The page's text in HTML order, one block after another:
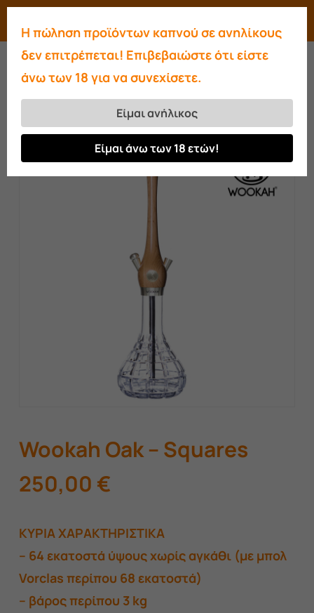
Skip
main
content
searchaccount
Αρχική σελίδα Ναργιλέδες
Wookah
Wookah Oak – Squares
Wookah Oak – Squares
250,00 €
​ΚΥΡΙΑ ΧΑΡΑΚΤΗΡΙΣΤΙΚΑ
– 64 εκατοστά ύψους χωρίς αγκάθι (με μπολ
Vorclas περίπου 68 εκατοστά)
– βάρος περίπου 3 kg
Close
Η πώληση προϊόντων καπνού σε ανηλίκους
δεν επιτρέπεται! Επιβεβαιώστε ότι είστε
άνω των 18 για να συνεχίσετε.
Είμαι ανήλικος
Είμαι άνω των 18 ετών!